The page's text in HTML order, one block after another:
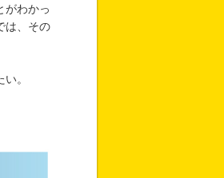
がわかっ
は、その
。